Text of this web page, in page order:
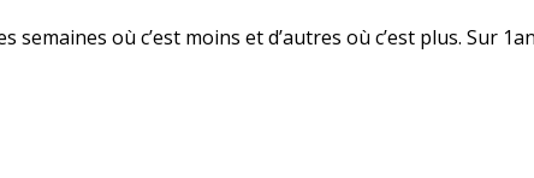
où c’est moins et d’autres où c’est plus. Sur